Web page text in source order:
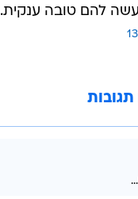
להם טובה ענקית.